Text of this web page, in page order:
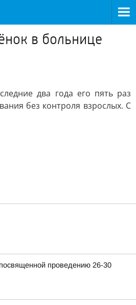
в больнице
два года его пять раз
без контроля взрослых. С
проведению 26-30